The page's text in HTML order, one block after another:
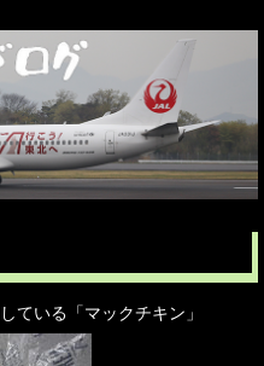
ている「マックチキン」